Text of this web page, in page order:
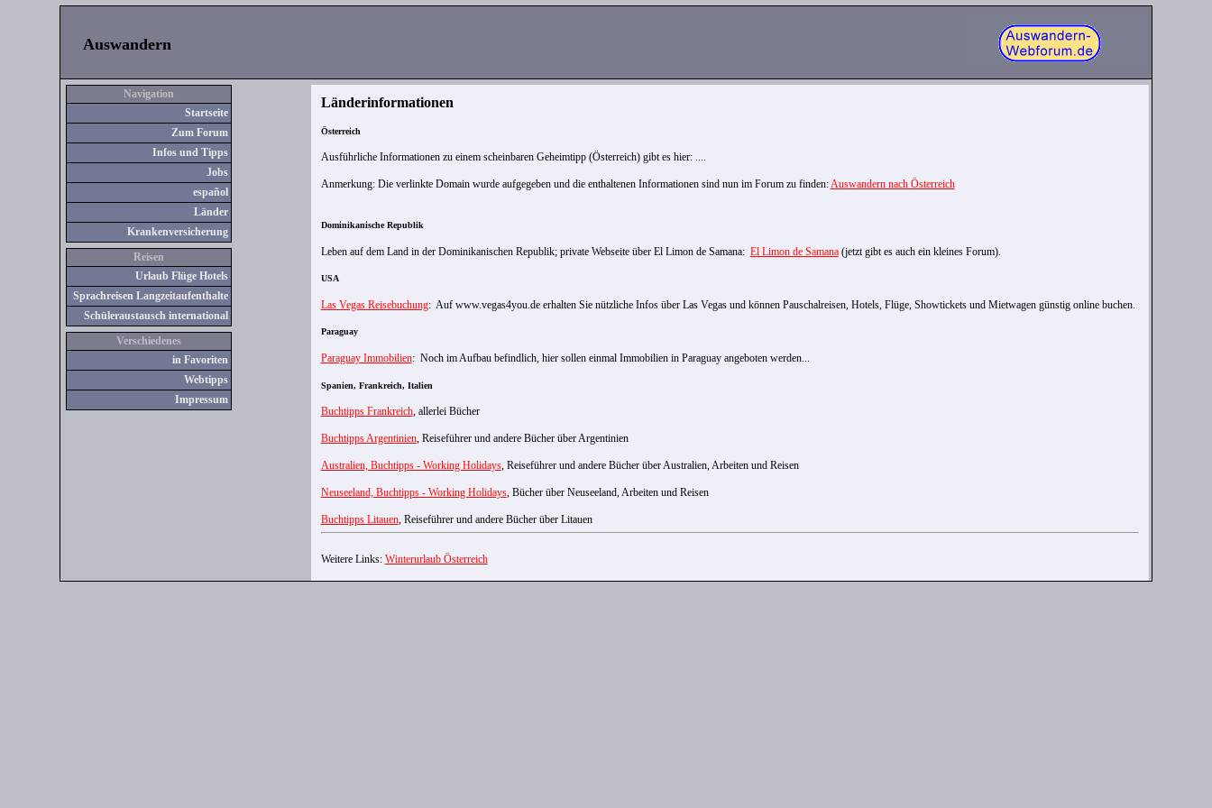
Auswandern
Länderinformationen
Österreich
Ausführliche Informationen zu einem scheinbaren Geheimtipp (Österreich) gibt es hier: ....
Anmerkung: Die verlinkte Domain wurde aufgegeben und die enthaltenen Informationen sind nun im Forum zu finden:Auswandern nach Österreich
Dominikanische Republik
Leben auf dem Land in der Dominikanischen Republik; private Webseite über El Limon de Samana: El Limon de Samana(jetzt gibt es auch ein kleines Forum).
USA
Las Vegas Reisebuchung: Auf www.vegas4you.de erhalten Sie nützliche Infos über Las Vegas und können Pauschalreisen, Hotels, Flüge, Showtickets und Mietwagen günstig online buchen.
Paraguay
Paraguay Immobilien: Noch im Aufbau befindlich, hier sollen einmal Immobilien in Paraguay angeboten werden...
Spanien, Frankreich, Italien
Buchtipps Frankreich, allerlei Bücher
Buchtipps Argentinien, Reiseführer und andere Bücher über Argentinien
Australien, Buchtipps - Working Holidays, Reiseführer und andere Bücher über Australien, Arbeiten und Reisen
Neuseeland, Buchtipps - Working Holidays, Bücher über Neuseeland, Arbeiten und Reisen
Buchtipps Litauen, Reiseführer und andere Bücher über Litauen
Weitere Links: Winterurlaub Österreich
Navigation
Startseite
Zum Forum
Infos und Tipps
Jobs
español
Länder
Krankenversicherung
Reisen
Urlaub Flüge Hotels
Sprachreisen Langzeitaufenthalte
Schüleraustausch international
Verschiedenes
in Favoriten
Webtipps
Impressum